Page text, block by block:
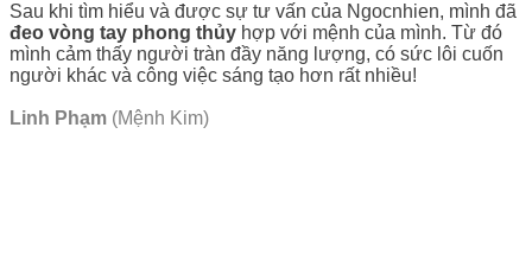
Sau khi tìm hiểu và được sự tư vấn của Ngocnhien, mình đã
đeo vòng tay phong thủy hợp với mệnh của mình. Từ đó
mình cảm thấy người tràn đầy năng lượng, có sức lôi cuốn
người khác và công việc sáng tạo hơn rất nhiều!
Linh Phạm (Mệnh Kim)